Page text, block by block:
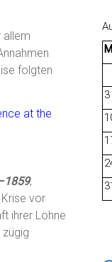
allem
folgten
,
vor
ihrer Löhne
M
3